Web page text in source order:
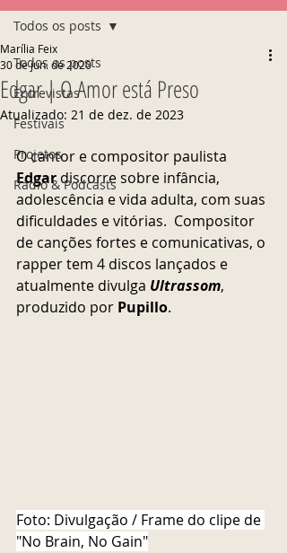
Todos os posts
Entrevistas
Festivais
Projetos
Rádio & Podcasts
Todos os posts
Edgar | O Amor está Preso
Marília Feix
30 de jun. de 2020
Atualizado: 21 de dez. de 2023
O cantor e compositor paulista
Edgar discorre sobre infância,
adolescência e vida adulta, com suas
dificuldades e vitórias.  Compositor
de canções fortes e comunicativas, o
rapper tem 4 discos lançados e
atualmente divulga Ultrassom,
produzido por Pupillo.
Foto: Divulgação / Frame do clipe de
"No Brain, No Gain"